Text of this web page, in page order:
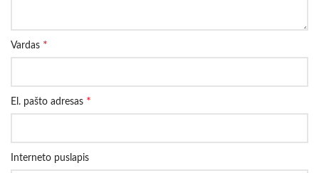
Vardas *
El. pašto adresas *
Interneto puslapis